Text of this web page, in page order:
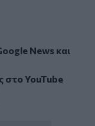
Newsκαι
στοYouTube